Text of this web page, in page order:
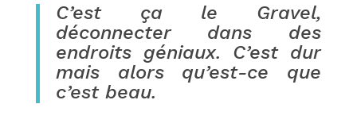
C’est ça le Gravel,
déconnecter dans des
endroits géniaux. C’est dur
mais alors qu’est-ce que
c’est beau.